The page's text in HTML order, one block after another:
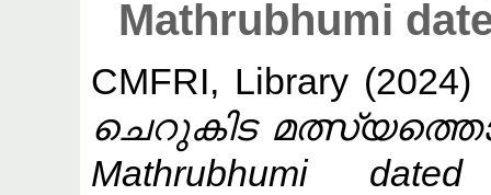
Mathrubhumi
CMFRI, Library (2024)
ചെറുകിട
Mathrubhumi